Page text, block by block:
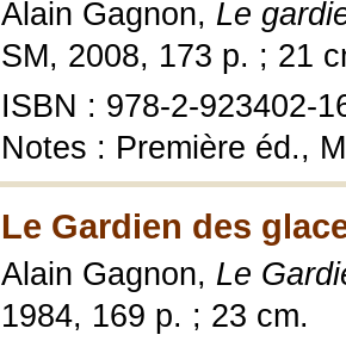
Alain Gagnon, Le
SM, 2008, 173 p. ; 21
ISBN : 978-2-923402-
Notes : Première éd.,
Le Gardien des
Alain Gagnon, Le
1984, 169 p. ; 23 cm.